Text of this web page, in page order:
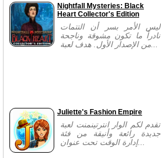
Nightfall Mysteries: Black
Heart Collector's Edition
ليس الأمر بسر أن التتمات
نادراً ما تكون مشوقة وناجحة
من الإصدار الأول. هدف لعبة...
Juliette's Fashion Empire
تقدم لكم الوار انترتينمنت لعبة
جديدة رائعة وأنيقة من فئة
إدارة الوقت تحت عنوان...